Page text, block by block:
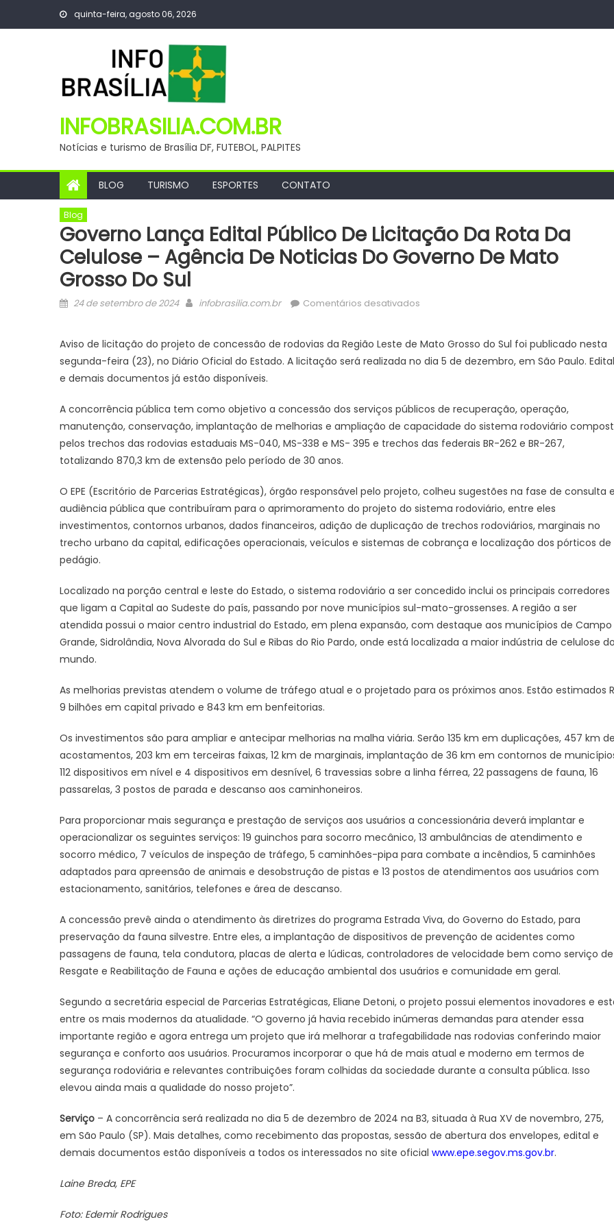
quinta-feira, agosto 06, 2026
INFOBRASILIA.COM.BR
Notícias e turismo de Brasília DF, FUTEBOL, PALPITES
BLOG TURISMO ESPORTES CONTATO
Blog
Governo Lança Edital Público De Licitação Da Rota Da
Celulose – Agência De Noticias Do Governo De Mato
Grosso Do Sul
Posted
24 de setembro de 2024 Author
infobrasilia.com.br Comentários desativados
edital
público
da
Rota
da
Agência
de
Noticias
do
Mato
Grosso
Sul
Aviso de licitação do projeto de concessão de rodovias da Região Leste de Mato Grosso do Sul foi publicado nesta
segunda-feira (23), no Diário Oficial do Estado. A licitação será realizada no dia 5 de dezembro, em São Paulo. Edital
e demais documentos já estão disponíveis.
A concorrência pública tem como objetivo a concessão dos serviços públicos de recuperação, operação,
manutenção, conservação, implantação de melhorias e ampliação de capacidade do sistema rodoviário
pelos trechos das rodovias estaduais MS-040, MS-338 e MS- 395 e trechos das federais BR-262 e BR-267,
totalizando 870,3 km de extensão pelo período de 30 anos.
O EPE (Escritório de Parcerias Estratégicas), órgão responsável pelo projeto, colheu sugestões na fase de consulta e
audiência pública que contribuíram para o aprimoramento do projeto do sistema rodoviário, entre eles
investimentos, contornos urbanos, dados financeiros, adição de duplicação de trechos rodoviários, marginais no
trecho urbano da capital, edificações operacionais, veículos e sistemas de cobrança e localização dos pórticos de
pedágio.
Localizado na porção central e leste do Estado, o sistema rodoviário a ser concedido inclui os principais corredores
que ligam a Capital ao Sudeste do país, passando por nove municípios sul-mato-grossenses. A região a ser
atendida possui o maior centro industrial do Estado, em plena expansão, com destaque aos municípios de Campo
Grande, Sidrolândia, Nova Alvorada do Sul e Ribas do Rio Pardo, onde está localizada a maior indústria de celulose do
mundo.
As melhorias previstas atendem o volume de tráfego atual e o projetado para os próximos anos. Estão estimados
9 bilhões em capital privado e 843 km em benfeitorias.
Os investimentos são para ampliar e antecipar melhorias na malha viária. Serão 135 km em duplicações, 457 km de
acostamentos, 203 km em terceiras faixas, 12 km de marginais, implantação de 36 km em contornos de
112 dispositivos em nível e 4 dispositivos em desnível, 6 travessias sobre a linha férrea, 22 passagens de fauna, 16
passarelas, 3 postos de parada e descanso aos caminhoneiros.
Para proporcionar mais segurança e prestação de serviços aos usuários a concessionária deverá implantar e
operacionalizar os seguintes serviços: 19 guinchos para socorro mecânico, 13 ambulâncias de atendimento e
socorro médico, 7 veículos de inspeção de tráfego, 5 caminhões-pipa para combate a incêndios, 5 caminhões
adaptados para apreensão de animais e desobstrução de pistas e 13 postos de atendimentos aos usuários com
estacionamento, sanitários, telefones e área de descanso.
A concessão prevê ainda o atendimento às diretrizes do programa Estrada Viva, do Governo do Estado, para
preservação da fauna silvestre. Entre eles, a implantação de dispositivos de prevenção de acidentes como
passagens de fauna, tela condutora, placas de alerta e lúdicas, controladores de velocidade bem como serviço de
Resgate e Reabilitação de Fauna e ações de educação ambiental dos usuários e comunidade em geral.
Segundo a secretária especial de Parcerias Estratégicas, Eliane Detoni, o projeto possui elementos inovadores e
entre os mais modernos da atualidade. “O governo já havia recebido inúmeras demandas para atender essa
importante região e agora entrega um projeto que irá melhorar a trafegabilidade nas rodovias conferindo maior
segurança e conforto aos usuários. Procuramos incorporar o que há de mais atual e moderno em termos de
segurança rodoviária e relevantes contribuições foram colhidas da sociedade durante a consulta pública. Isso
elevou ainda mais a qualidade do nosso projeto”.
Serviço – A concorrência será realizada no dia 5 de dezembro de 2024 na B3, situada à Rua XV de novembro, 275,
em São Paulo (SP). Mais detalhes, como recebimento das propostas, sessão de abertura dos envelopes, edital e
demais documentos estão disponíveis a todos os interessados no site oficial www.epe.segov.ms.gov.br.
Laine Breda, EPE
Foto: Edemir Rodrigues